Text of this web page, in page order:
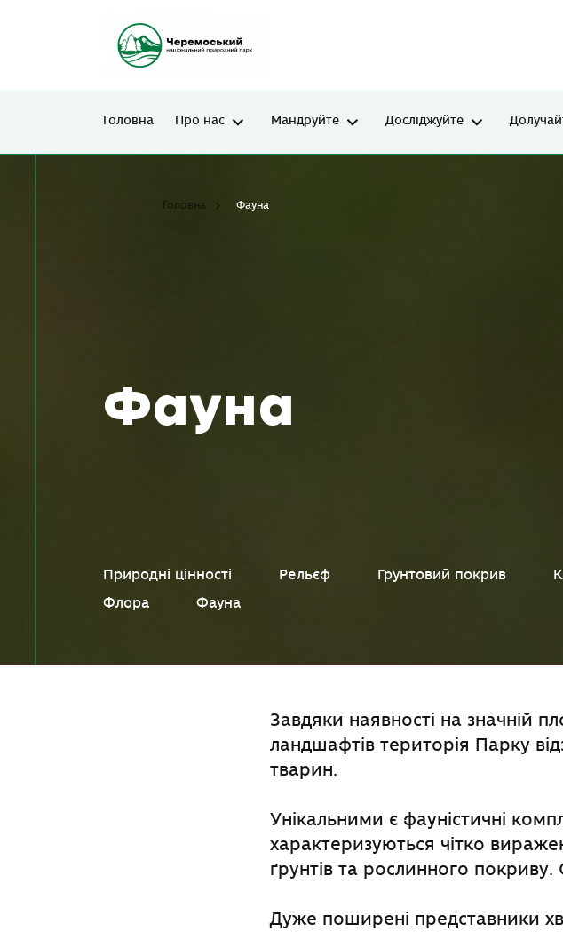
Головна Про нас Мандруйте Досліджуйте
Фауна
Головна Фауна
Природні цінності Рельєф Грунтовий покрив
Флора
Фауна
Завдяки наявності на значній
ландшафтів територія Парку
тварин.
Унікальними є фауністичні
характеризуються чітко
ґрунтів та рослинного
Дуже поширені представники